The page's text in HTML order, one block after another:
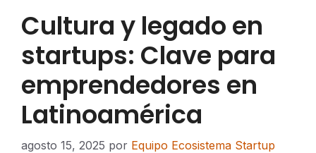
Cultura y legado en
startups: Clave para
emprendedores en
Latinoamérica
agosto 15, 2025 por Equipo Ecosistema Startup